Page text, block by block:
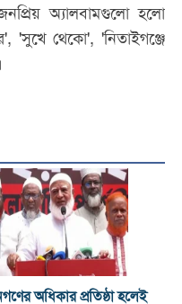
অ্যালবামগুলো হলো
'সুখে থেকো', 'নিতাইগঞ্জে
অধিকার প্রতিষ্ঠা হলেই